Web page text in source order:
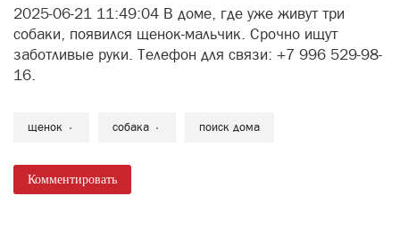
2025-06-21 11:49:04 В доме, где уже живут три
собаки, появился щенок-мальчик. Срочно ищут
заботливые руки. Телефон для связи: +7 996 529-98-
16.
щенок собака поиск дома
Комментировать